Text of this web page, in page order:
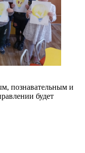
познавательным и
будет